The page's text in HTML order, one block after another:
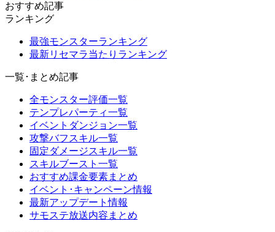
おすすめ記事
ランキング
最強モンスターランキング
最新リセマラ当たりランキング
一覧･まとめ記事
全モンスター評価一覧
テンプレパーティ一覧
イベントダンジョン一覧
攻撃バフスキル一覧
固定ダメージスキル一覧
スキルブースト一覧
おすすめ課金要素まとめ
イベント･キャンペーン情報
最新アップデート情報
サモステ放送内容まとめ